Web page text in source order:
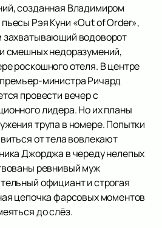
созданная Владимиром
Рэя Куни «Out of Order»,
захватывающий водоворот
смешных недоразумений,
роскошного отеля. В центре
министра Ричард
провести вечер с
лидера. Но их планы
трупа в номере. Попытки
от тела вовлекают
Джорджа в череду нелепых
ревнивый муж
официант и строгая
цепочка фарсовых моментов
до слёз.